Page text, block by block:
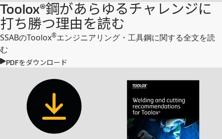
Toolox®鋼があらゆるチャレンジに
打ち勝つ理由を読む
SSABのToolox®エンジニアリング・工具鋼に関する全文を読
む
PDFをダウンロード